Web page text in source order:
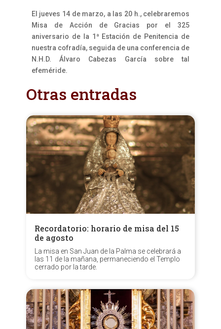
El jueves 14 de marzo, a las 20 h., celebraremos
Misa de Acción de Gracias por el 325
aniversario de la 1ª Estación de Penitencia de
nuestra cofradía, seguida de una conferencia de
N.H.D. Álvaro Cabezas García sobre tal
efeméride.
Otras entradas
Recordatorio: horario de misa del 15
de agosto
La misa en San Juan de la Palma se celebrará a
las 11 de la mañana, permaneciendo el Templo
cerrado por la tarde.